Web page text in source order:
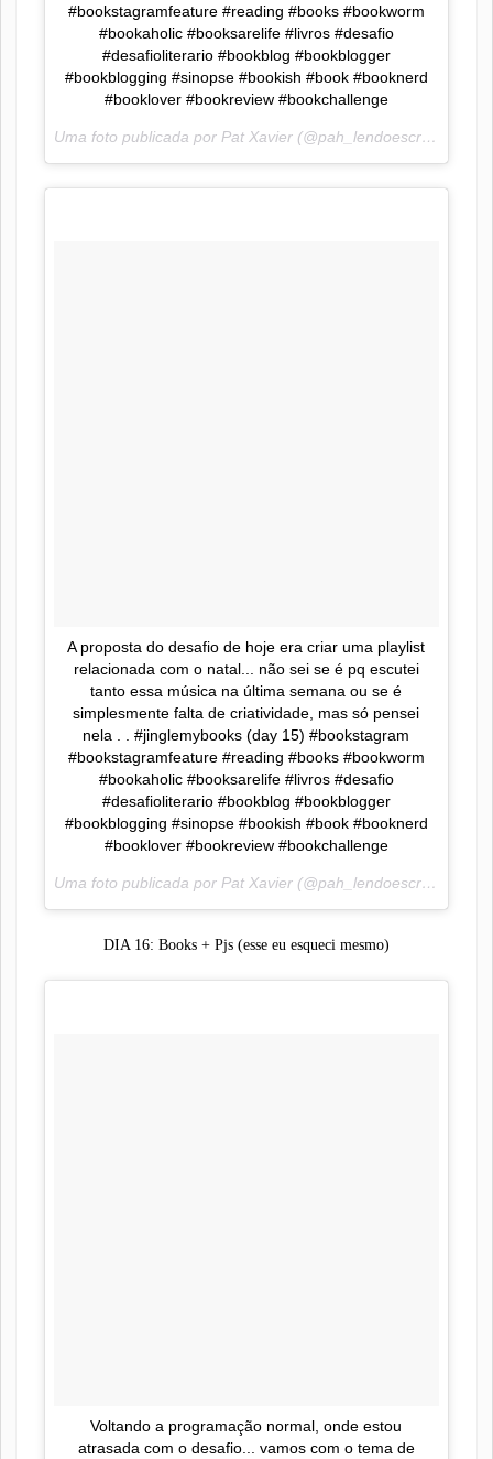
#bookstagramfeature #reading #books #bookworm
#bookaholic #booksarelife #livros #desafio
#desafioliterario #bookblog #bookblogger
#bookblogging #sinopse #bookish #book #booknerd
#booklover #bookreview #bookchallenge
Uma foto publicada por Pat Xavier (@pah_lendoescrevendo) em
A proposta do desafio de hoje era criar uma playlist
relacionada com o natal... não sei se é pq escutei
tanto essa música na última semana ou se é
simplesmente falta de criatividade, mas só pensei
nela . . #jinglemybooks (day 15) #bookstagram
#bookstagramfeature #reading #books #bookworm
#bookaholic #booksarelife #livros #desafio
#desafioliterario #bookblog #bookblogger
#bookblogging #sinopse #bookish #book #booknerd
#booklover #bookreview #bookchallenge
Uma foto publicada por Pat Xavier (@pah_lendoescrevendo) em
DIA 16: Books + Pjs (esse eu esqueci mesmo)
Voltando a programação normal, onde estou
atrasada com o desafio... vamos com o tema de